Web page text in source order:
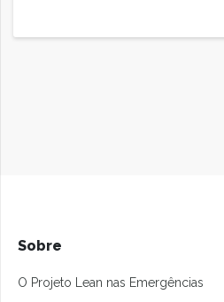
Sobre
O Projeto Lean nas Emergências